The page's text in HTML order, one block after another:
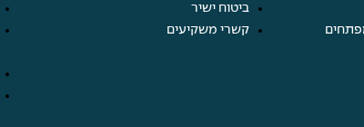
ביטוח ישיר
קשרי משקיעים